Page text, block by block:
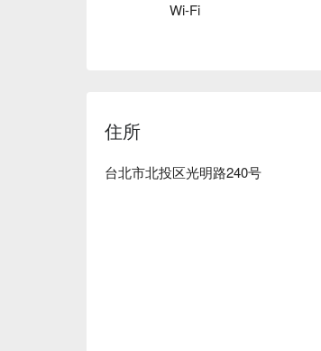
Wi-Fi
住所
台北市北投区光明路240号